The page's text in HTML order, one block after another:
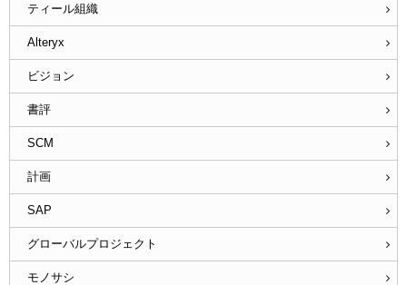
ティール組織
Alteryx
ビジョン
書評
SCM
計画
SAP
グローバルプロジェクト
モノサシ